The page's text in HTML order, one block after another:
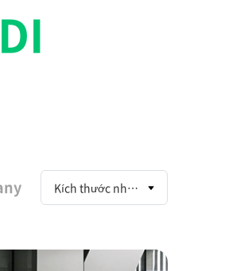
Kích thước nhóm